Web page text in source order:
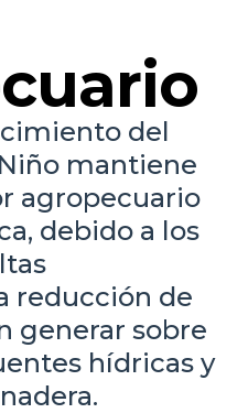
del
mantiene
agropecuario
debido a los
reducción de
generar sobre
hídricas y